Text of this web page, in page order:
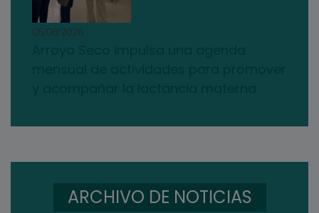
05/08/2026
ARCHIVO DE NOTICIAS